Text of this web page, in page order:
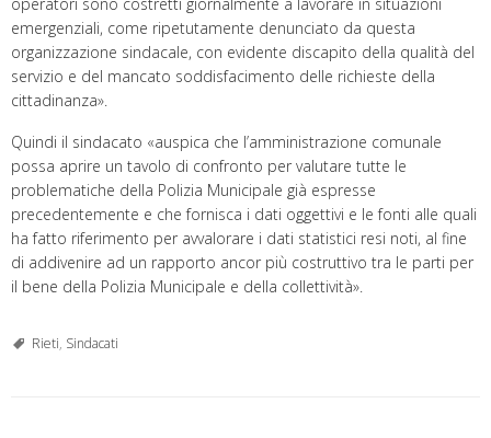
emergenziali, come ripetutamente denunciato da questa
organizzazione sindacale, con evidente discapito della qualità del
servizio e del mancato soddisfacimento delle richieste della
cittadinanza».
Quindi il sindacato «auspica che l’amministrazione comunale
possa aprire un tavolo di confronto per valutare tutte le
problematiche della Polizia Municipale già espresse
precedentemente e che fornisca i dati oggettivi e le fonti alle quali
ha fatto riferimento per avvalorare i dati statistici resi noti, al fine
di addivenire ad un rapporto ancor più costruttivo tra le parti per
il bene della Polizia Municipale e della collettività».
Rieti, Sindacati